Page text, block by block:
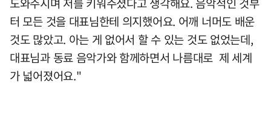
터 모든 것을 대표님한테 의지했어요. 어깨 너머도 배운
것도 많았고. 아는 게 없어서 할 수 있는 것도 없었는데,
대표님과 동료 음악가와 함께하면서 나름대로 제 세계
가 넓어졌어요."